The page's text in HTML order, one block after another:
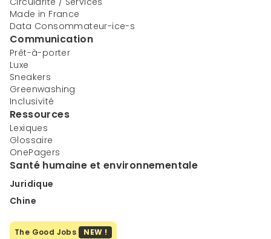
Made in France
Data Consommateur-ice-s
Communication
Prêt-à-porter
Luxe
Sneakers
Greenwashing
Inclusivité
Ressources
Lexiques
Glossaire
OnePagers
Santé humaine et environnementale
Juridique
Chine
The Good Jobs NEW !